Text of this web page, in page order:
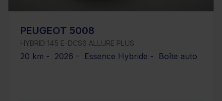
PEUGEOT 5008
HYBRID 145 E-DCS6 ALLURE PLUS
20 km - 2026 - Essence Hybride - Boîte auto